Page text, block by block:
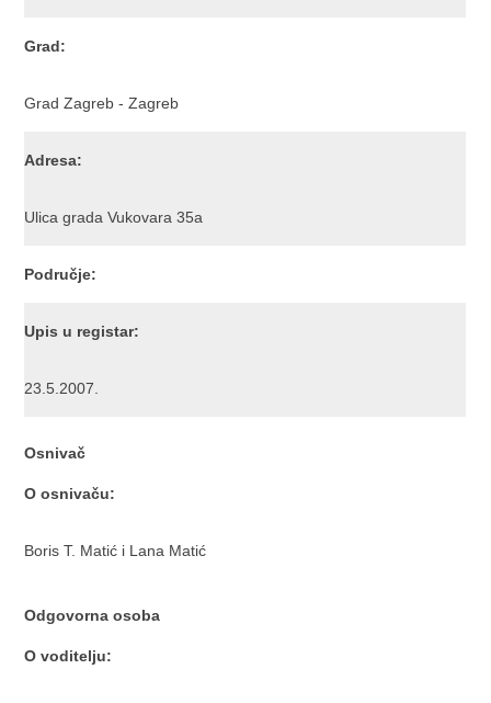
Grad:
Grad Zagreb - Zagreb
Adresa:
Ulica grada Vukovara 35a
Područje:
Upis u registar:
23.5.2007.
Osnivač
O osnivaču:
Boris T. Matić i Lana Matić
Odgovorna osoba
O voditelju: